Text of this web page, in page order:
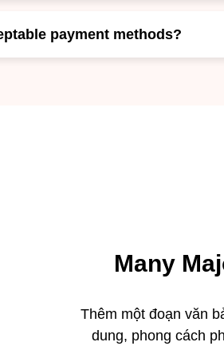
payment methods?
Many
Thêm một đoạn văn
dung, phong cách